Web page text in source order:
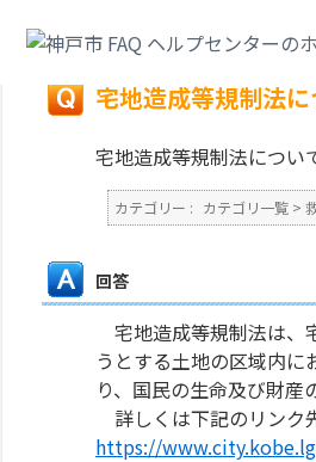
戻る
宅地造成等規制法
宅地造成等規制法につい
カテゴリー : カテゴリ一覧 >
回答
宅地造成等規制法は、
うとする土地の区域内
り、国民の生命及び財
詳しくは下記のリンク
https://